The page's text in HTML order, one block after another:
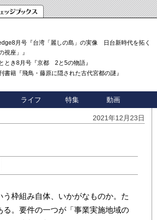
月号『台湾「麗しの島」の実像 日台新時代を拓く「3
視座」』
とき8月号『京都 2と5の物語』
書籍『飛鳥・藤原に隠された古代宮都の謎』
ライフ 特集 動画
2021年12月23日
枠組み自体、いかがなものか。た
。要件の一つが「事業実施地域の